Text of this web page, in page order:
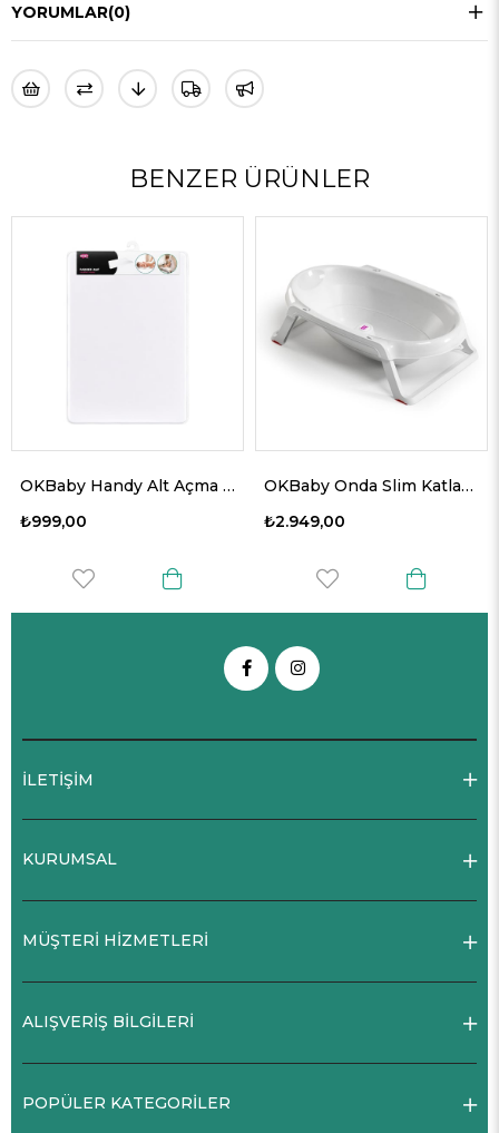
YORUMLAR(0)
BENZER ÜRÜNLER
OKBaby Handy Alt Açma Minderi
₺999,00
OKBaby Onda Slim Katlanır Bebek Küveti K.Beyaz
₺2.949,00
İLETİŞİM
KURUMSAL
MÜŞTERİ HİZMETLERİ
ALIŞVERİŞ BİLGİLERİ
POPÜLER KATEGORİLER